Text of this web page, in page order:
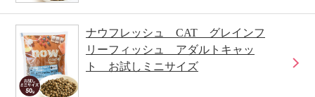
ナウフレッシュ CAT グレインフ
リーフィッシュ アダルトキャッ
ト お試しミニサイズ